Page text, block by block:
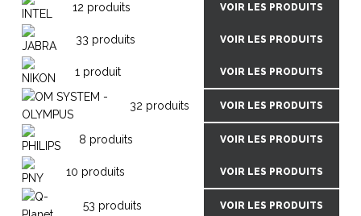
12 produits VOIR LES PRODUITS
33 produits VOIR LES PRODUITS
1 produit VOIR LES PRODUITS
32 produits VOIR LES PRODUITS
8 produits VOIR LES PRODUITS
10 produits VOIR LES PRODUITS
53 produits VOIR LES PRODUITS